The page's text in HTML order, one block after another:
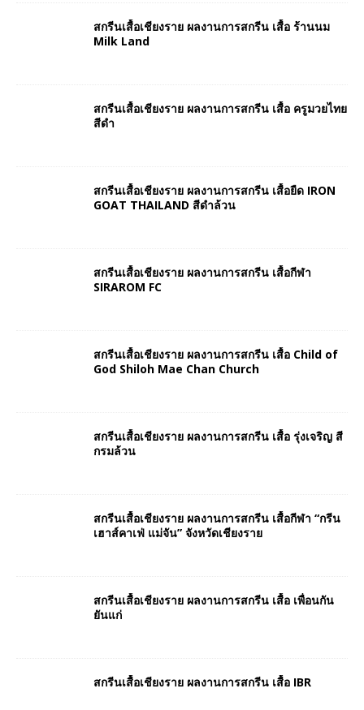
สกรีนเสื้อเชียงราย ผลงานการสกรีน เสื้อ ร้านนม
Milk Land
สกรีนเสื้อเชียงราย ผลงานการสกรีน เสื้อ ครูมวยไทย
สีดำ
สกรีนเสื้อเชียงราย ผลงานการสกรีน เสื้อยืด IRON
GOAT THAILAND สีดำล้วน
สกรีนเสื้อเชียงราย ผลงานการสกรีน เสื้อกีฬา
SIRAROM FC
สกรีนเสื้อเชียงราย ผลงานการสกรีน เสื้อ Child of
God Shiloh Mae Chan Church
สกรีนเสื้อเชียงราย ผลงานการสกรีน เสื้อ รุ่งเจริญ สี
กรมล้วน
สกรีนเสื้อเชียงราย ผลงานการสกรีน เสื้อกีฬา “กรีน
เฮาส์คาเฟ่ แม่จัน” จังหวัดเชียงราย
สกรีนเสื้อเชียงราย ผลงานการสกรีน เสื้อ เพื่อนกัน
ยันแก่
สกรีนเสื้อเชียงราย ผลงานการสกรีน เสื้อ IBR